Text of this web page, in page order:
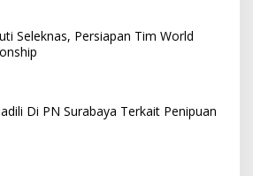
Seleknas, Persiapan Tim World
Di PN Surabaya Terkait Penipuan